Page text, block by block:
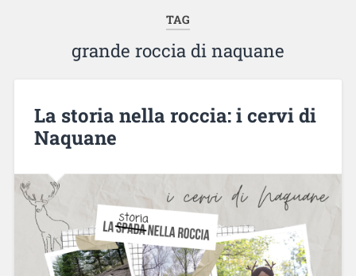
TAG
grande roccia di naquane
La storia nella roccia: i cervi di
Naquane